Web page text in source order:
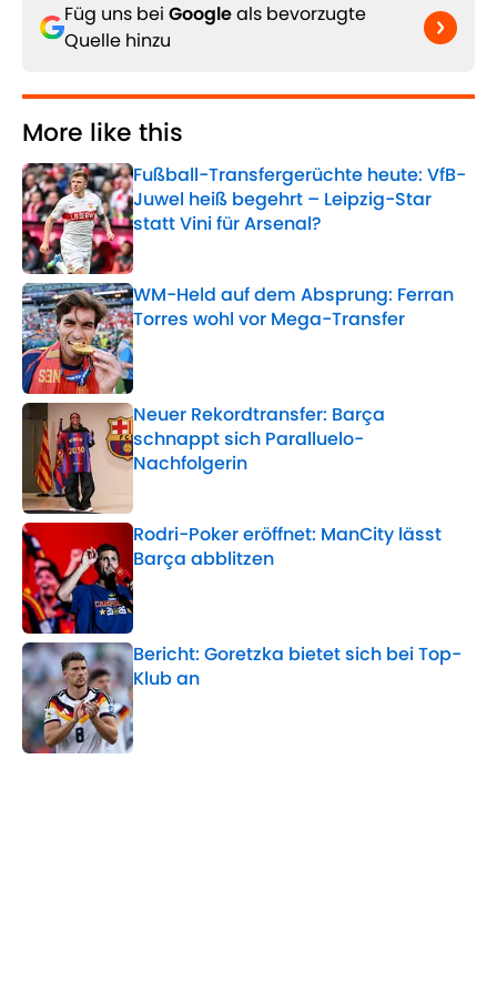
Füg uns bei Googleals bevorzugte
Quelle hinzu
More like this
Fußball-Transfergerüchte heute: VfB-
Juwel heiß begehrt – Leipzig-Star
statt Vini für Arsenal?
Published by on Invalid Date
WM-Held auf dem Absprung: Ferran
Torres wohl vor Mega-Transfer
Published by on Invalid Date
Neuer Rekordtransfer: Barça
schnappt sich Paralluelo-
Nachfolgerin
Rodri-Poker eröffnet: ManCity lässt
Barça abblitzen
Published by on Invalid Date
Bericht: Goretzka bietet sich bei Top-
Klub an
Published by on Invalid Date